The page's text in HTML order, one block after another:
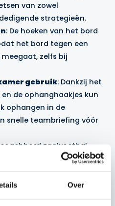
Over
van zowel
strategieën.
: De hoeken van het bord
het bord tegen een
zelfs bij
gebruik: Dankzij het
de ophanghaakjes kun
ophangen in de
snelle teambriefing vóór
coachbord zaalvoetbal
wat je nodig hebt om
whiteboard stiften;
om posities en